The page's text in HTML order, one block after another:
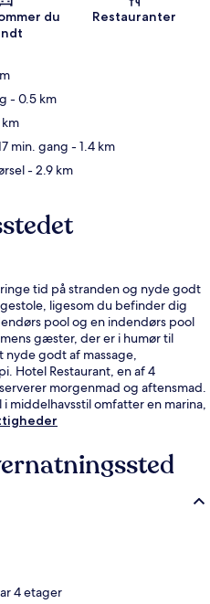
Kort
du
Restauranter
- 0.5 km
km
min. gang - 1.4 km
- 2.9 km
tid på stranden og nyde godt
ligesom du befinder dig
pool og en indendørs pool
gæster, der er i humør til
godt af massage,
Hotel Restaurant, en af 4
morgenmad og aftensmad.
omfatter en marina,
4 etager